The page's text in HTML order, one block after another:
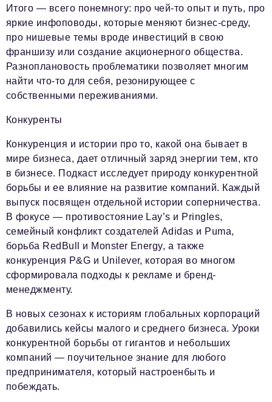
Итого — всего понемногу: про чей-то опыт и путь, про
яркие инфоповоды, которые меняют бизнес-среду,
про нишевые темы вроде инвестиций в свою
франшизу или создание акционерного общества.
Разноплановость проблематики позволяет многим
найти что-то для себя, резонирующее с
собственными переживаниями.
Конкуренты
Конкуренция и истории про то, какой она бывает в
мире бизнеса, дает отличный заряд энергии тем, кто
в бизнесе. Подкаст исследует природу конкурентной
борьбы и ее влияние на развитие компаний. Каждый
выпуск посвящен отдельной истории соперничества.
В фокусе — противостояние Lay’s и Pringles,
семейный конфликт создателей Adidas и Puma,
борьба RedBull и Monster Energy, а также
конкуренция P&G и Unilever, которая во многом
сформировала подходы к рекламе и бренд-
менеджменту.
В новых сезонах к историям глобальных корпораций
добавились кейсы малого и среднего бизнеса. Уроки
конкурентной борьбы от гигантов и небольших
компаний — поучительное знание для любого
предпринимателя, который настроенбыть и
побеждать.